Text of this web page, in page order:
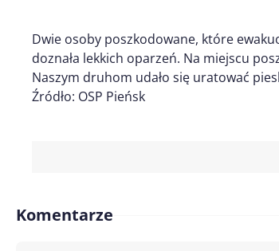
Dwie osoby poszkodowane, które
doznała lekkich oparzeń. Na miejscu
Naszym druhom udało się uratować
Źródło: OSP Pieńsk
Komentarze